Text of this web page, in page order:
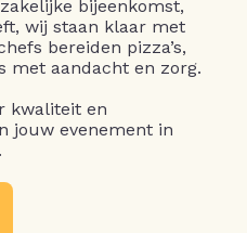
bijeenkomst,
wij staan klaar met
bereiden pizza’s,
met aandacht en zorg.
kwaliteit en
jouw evenement in